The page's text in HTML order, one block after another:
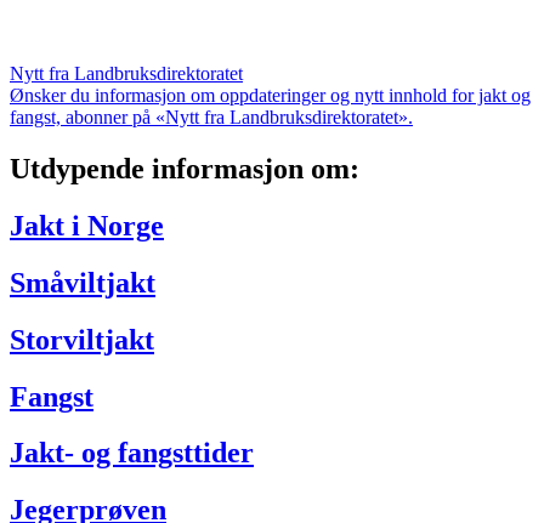
Nytt fra Landbruksdirektoratet
Ønsker du informasjon om oppdateringer og nytt innhold for jakt og
fangst, abonner på «Nytt fra Landbruksdirektoratet».
Utdypende informasjon om:
Jakt i Norge
Småviltjakt
Storviltjakt
Fangst
Jakt- og fangsttider
Jegerprøven